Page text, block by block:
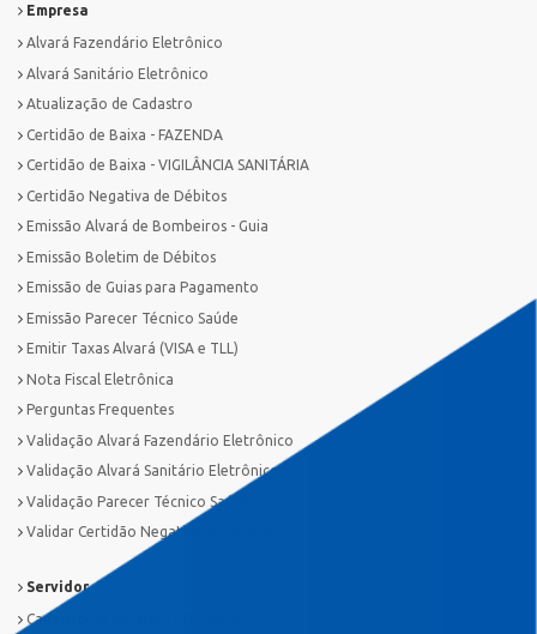
Empresa
Alvará Fazendário Eletrônico
Alvará Sanitário Eletrônico
Atualização de Cadastro
Certidão de Baixa - FAZENDA
Certidão de Baixa - VIGILÂNCIA SANITÁRIA
Certidão Negativa de Débitos
Emissão Alvará de Bombeiros - Guia
Emissão Boletim de Débitos
Emissão de Guias para Pagamento
Emissão Parecer Técnico Saúde
Emitir Taxas Alvará (VISA e TLL)
Nota Fiscal Eletrônica
Perguntas Frequentes
Validação Alvará Fazendário Eletrônico
Validação Alvará Sanitário Eletrônico
Validação Parecer Técnico Saúde
Validar Certidão Negativa de Débitos
Servidor
Cadastro de usuário - EDUCAÇÃO